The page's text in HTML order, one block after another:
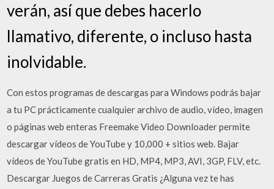
verán, así que debes hacerlo
llamativo, diferente, o incluso hasta
inolvidable.
Con estos programas de descargas para Windows podrás bajar
a tu PC prácticamente cualquier archivo de audio, vídeo, imagen
o páginas web enteras Freemake Video Downloader permite
descargar vídeos de YouTube y 10,000 + sitios web. Bajar
vídeos de YouTube gratis en HD, MP4, MP3, AVI, 3GP, FLV, etc.
Descargar Juegos de Carreras Gratis ¿Alguna vez te has